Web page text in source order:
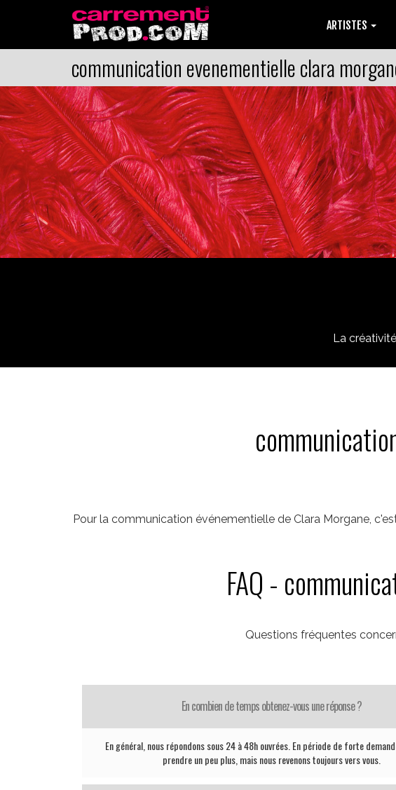
ARTISTES
communication evenementielle clara
La
Pour la communication événementielle de Clara Morgane,
FAQ -
Questions fréquentes
En combien de temps obtenez-vous une réponse ?
En général, nous répondons sous 24 à 48h ouvrées. En période de forte
prendre un peu plus, mais nous revenons toujours vers vous.